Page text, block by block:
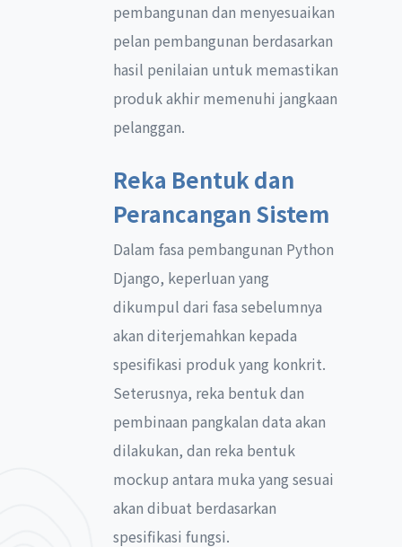
pembangunan dan menyesuaikan
pelan pembangunan berdasarkan
hasil penilaian untuk memastikan
produk akhir memenuhi jangkaan
pelanggan.
Reka Bentuk dan
Perancangan Sistem
Dalam fasa pembangunan Python
Django, keperluan yang
dikumpul dari fasa sebelumnya
akan diterjemahkan kepada
spesifikasi produk yang konkrit.
Seterusnya, reka bentuk dan
pembinaan pangkalan data akan
dilakukan, dan reka bentuk
mockup antara muka yang sesuai
akan dibuat berdasarkan
spesifikasi fungsi.